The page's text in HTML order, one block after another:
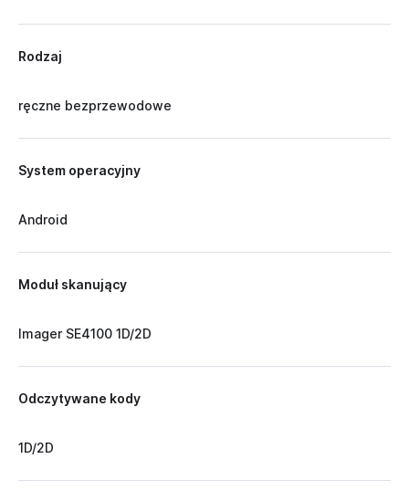
Rodzaj
ręczne bezprzewodowe
System operacyjny
Android
Moduł skanujący
Imager SE4100 1D/2D
Odczytywane kody
1D/2D